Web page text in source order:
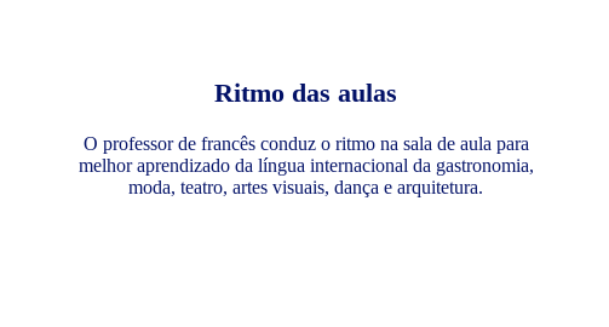
Ritmo das aulas
O professor de francês conduz o ritmo na sala de aula para
melhor aprendizado da língua internacional da gastronomia,
moda, teatro, artes visuais, dança e arquitetura.